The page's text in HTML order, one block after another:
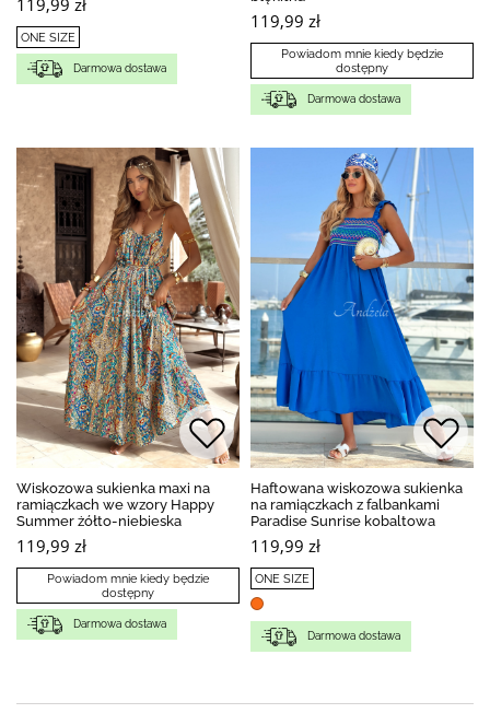
ONE SIZE
Darmowa dostawa
119,99 zł
Powiadom mnie kiedy będzie
dostępny
Darmowa dostawa
Wiskozowa sukienka maxi na
ramiączkach we wzory Happy
Summer żółto-niebieska
119,99 zł
Powiadom mnie kiedy będzie
dostępny
Darmowa dostawa
Haftowana wiskozowa sukienka
na ramiączkach z falbankami
Paradise Sunrise kobaltowa
119,99 zł
ONE SIZE
Darmowa dostawa